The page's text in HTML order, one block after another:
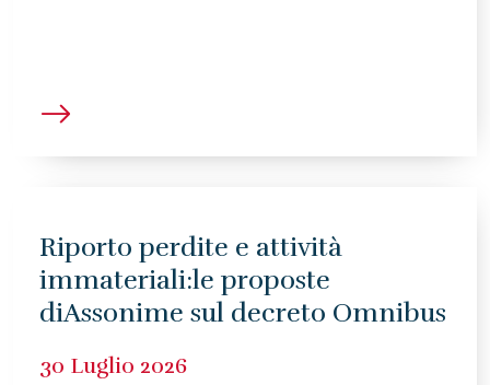
Riporto perdite e attività
immateriali:le proposte
diAssonime sul decreto Omnibus
30 Luglio 2026